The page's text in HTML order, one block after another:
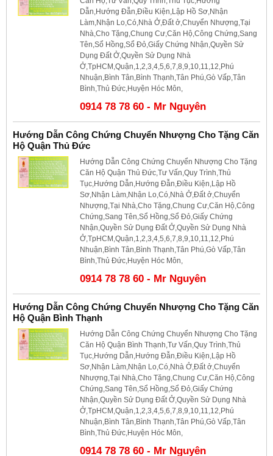
Dẫn,Hướng Đẫn,Điều Kiện,Lập Hồ Sơ,Nhận
Làm,Nhận Lo,Có,Nhà Ở,Đất ở,Chuyển Nhượng,Tại
Nhà,Cho Tặng,Chung Cư,Căn Hộ,Công Chứng,Sang
Tên,Sổ Hồng,Sổ Đỏ,Giấy Chứng Nhận,Quyền Sử
Dụng Đất Ở,Quyền Sử Dụng Nhà
Ở,TpHCM,Quận,1,2,3,4,5,6,7,8,9,10,11,12,Phú
Nhuận,Bình Tân,Bình Thạnh,Tân Phú,Gò Vấp,Tân
Bình,Thủ Đức,Huyện Hóc Môn,
0914 78 78 60 - Mr Nguyên
Hướng Dẫn Công Chứng Chuyển Nhượng Cho Tặng Căn
Hộ Quận Thủ Đức
Hướng Dẫn Công Chứng Chuyển Nhượng Cho Tặng
Căn Hộ Quận Thủ Đức,Tư Vấn,Quy Trình,Thủ
Tục,Hướng Dẫn,Hướng Đẫn,Điều Kiện,Lập Hồ
Sơ,Nhận Làm,Nhận Lo,Có,Nhà Ở,Đất ở,Chuyển
Nhượng,Tại Nhà,Cho Tặng,Chung Cư,Căn Hộ,Công
Chứng,Sang Tên,Sổ Hồng,Sổ Đỏ,Giấy Chứng
Nhận,Quyền Sử Dụng Đất Ở,Quyền Sử Dụng Nhà
Ở,TpHCM,Quận,1,2,3,4,5,6,7,8,9,10,11,12,Phú
Nhuận,Bình Tân,Bình Thạnh,Tân Phú,Gò Vấp,Tân
Bình,Thủ Đức,Huyện Hóc Môn,
0914 78 78 60 - Mr Nguyên
Hướng Dẫn Công Chứng Chuyển Nhượng Cho Tặng Căn
Hộ Quận Bình Thạnh
Hướng Dẫn Công Chứng Chuyển Nhượng Cho Tặng
Căn Hộ Quận Bình Thạnh,Tư Vấn,Quy Trình,Thủ
Tục,Hướng Dẫn,Hướng Đẫn,Điều Kiện,Lập Hồ
Sơ,Nhận Làm,Nhận Lo,Có,Nhà Ở,Đất ở,Chuyển
Nhượng,Tại Nhà,Cho Tặng,Chung Cư,Căn Hộ,Công
Chứng,Sang Tên,Sổ Hồng,Sổ Đỏ,Giấy Chứng
Nhận,Quyền Sử Dụng Đất Ở,Quyền Sử Dụng Nhà
Ở,TpHCM,Quận,1,2,3,4,5,6,7,8,9,10,11,12,Phú
Nhuận,Bình Tân,Bình Thạnh,Tân Phú,Gò Vấp,Tân
Bình,Thủ Đức,Huyện Hóc Môn,
0914 78 78 60 - Mr Nguyên